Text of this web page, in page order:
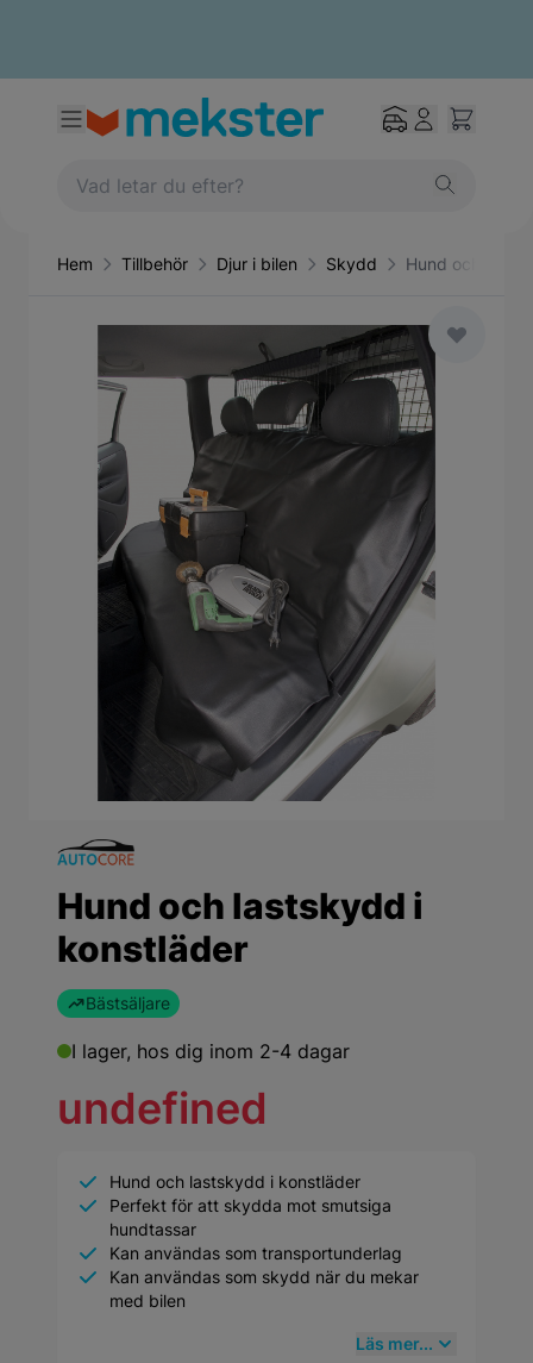
Hem Tillbehör Djur i bilen Skydd Hund och
Click to view image in fullscreen
Hund och lastskydd i
konstläder
Bästsäljare
I lager, hos dig inom 2-4 dagar
undefined
Hund och lastskydd i konstläder
Perfekt för att skydda mot smutsiga
hundtassar
Kan användas som transportunderlag
Kan användas som skydd när du mekar
med bilen
Läs mer...